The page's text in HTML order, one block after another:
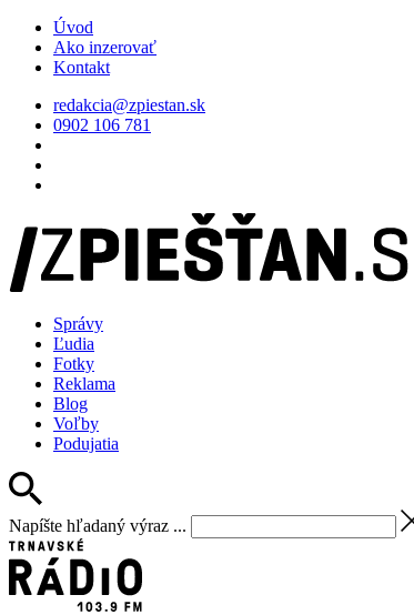
Úvod
Ako inzerovať
Kontakt
redakcia@zpiestan.sk
0902 106 781
Správy
Ľudia
Fotky
Reklama
Blog
Voľby
Podujatia
Napíšte hľadaný výraz ...